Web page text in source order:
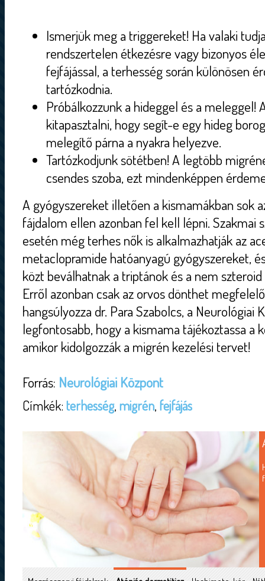
Ismerjük meg a triggereket! Ha valaki
rendszertelen étkezésre vagy bizonyos
fejfájással, a terhesség során különösen
tartózkodnia.
Próbálkozzunk a hideggel és a meleggel!
kitapasztalni, hogy segít-e egy hideg
melegítő párna a nyakra helyezve.
Tartózkodjunk sötétben! A legtöbb
csendes szoba, ezt mindenképpen
A gyógyszereket illetően a kismamákban sok
fájdalom ellen azonban fel kell lépni. Szakmai
esetén még terhes nők is alkalmazhatják az
metaclopramide hatóanyagú gyógyszereket,
közt beválhatnak a triptánok és a nem
Erről azonban csak az orvos dönthet
hangsúlyozza dr. Para Szabolcs, a Neurológiai
legfontosabb, hogy a kismama tájékoztassa a
amikor kidolgozzák a migrén kezelési tervet!
Forrás: Neurológiai Központ
Címkék: terhesség, migrén, fejfájás